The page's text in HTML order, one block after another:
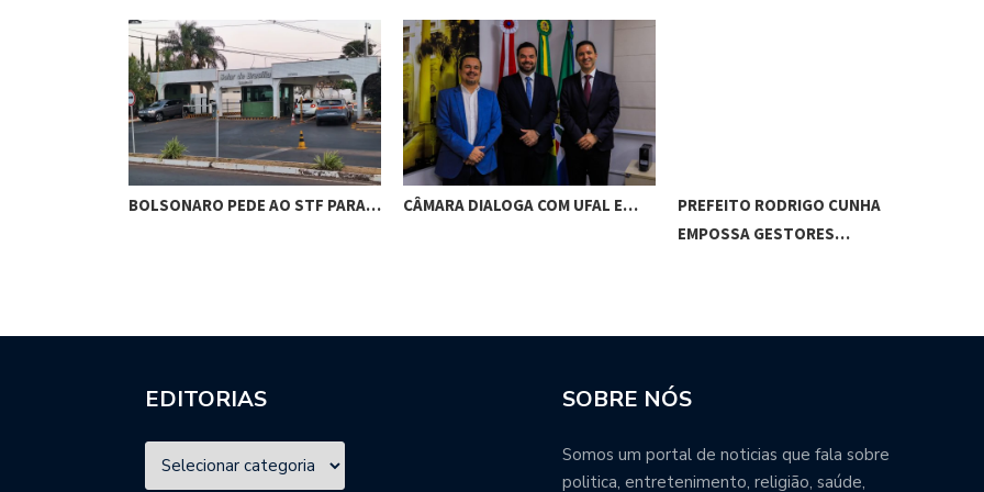
BOLSONARO PEDE AO STF PARA… CÂMARA DIALOGA COM UFAL E…
PREFEITO RODRIGO CUNHA
EMPOSSA GESTORES…
EDITORIAS SOBRE NÓS
Somos um portal de noticias que fala sobre
politica, entretenimento, religião, saúde,